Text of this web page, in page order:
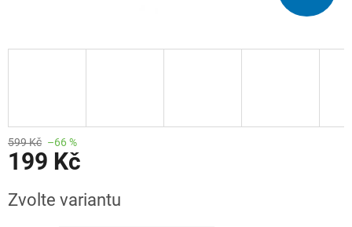
599 Kč –66 %
199 Kč
cena:
Zvolte variantu